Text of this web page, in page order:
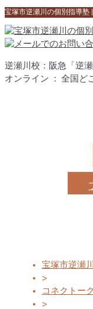
宝塚市逆瀬川の個別指導塾
逆瀬川校：阪急「逆
オンライン ： 全国ど
宝塚市逆瀬
>
コネクトー
>